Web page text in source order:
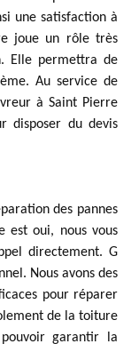
une satisfaction à
joue un rôle très
Elle permettra de
Au service de
à Saint Pierre
disposer du devis
des pannes
est oui, nous vous
directement. G
Nous avons des
pour réparer
de la toiture
garantir la